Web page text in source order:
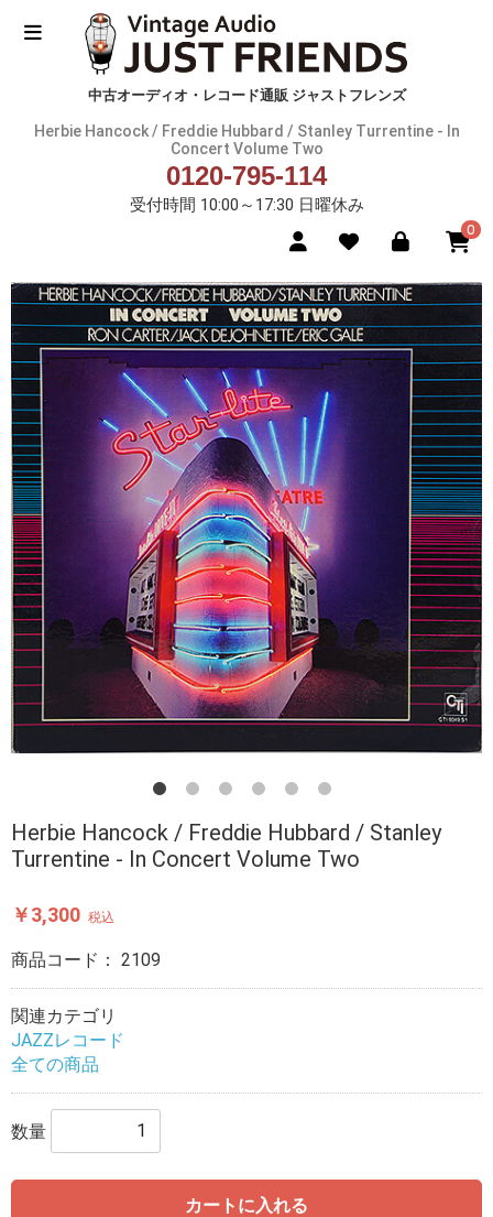
中古オーディオ・レコード通販 ジャストフレンズ
Herbie Hancock / Freddie Hubbard / Stanley Turrentine - In
Concert Volume Two
0120-795-114
受付時間 10:00～17:30 日曜休み
0
Herbie Hancock / Freddie Hubbard / Stanley
Turrentine - In Concert Volume Two
￥3,300 税込
商品コード： 2109
関連カテゴリ
JAZZレコード
全ての商品
数量
カートに入れる